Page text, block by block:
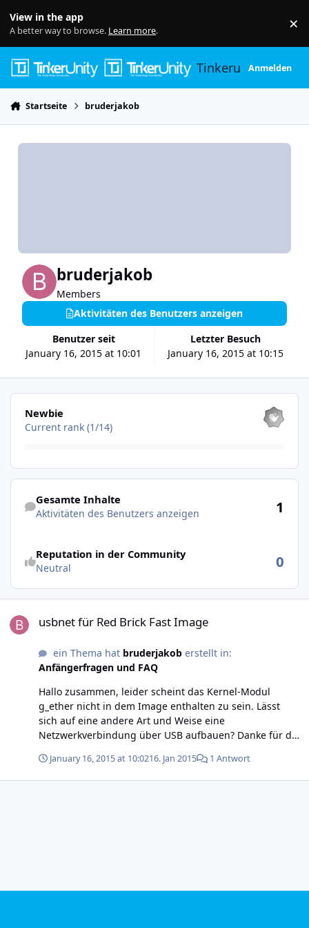
View in the app
A better way to browse. Learn more. ×
TinkerunityAnmelden
Startseite bruderjakob
bruderjakob
Members
Benutzer seit
January 16, 2015 at 10:01
Letzter Besuch
January 16, 2015 at 10:15
Aktivitäten des Benutzers anzeigen
Alle anzeigen
Newbie
Current rank (1/14)
Aktivitäten des Benutzers anzeigen
Gesamte Inhalte
Aktivitäten des Benutzers anzeigen 1
Reputation in der Community
Neutral 0
usbnet für Red Brick Fast Image
ein Thema hat bruderjakoberstellt in:
Anfängerfragen und FAQ
Hallo zusammen, leider scheint das Kernel-Modul
g_ether nicht in dem Image enthalten zu sein. Lässt
sich auf eine andere Art und Weise eine
Netzwerkverbindung über USB aufbauen? Danke für die
January 16, 2015 at 10:0216. Jan 2015 1 Antwort